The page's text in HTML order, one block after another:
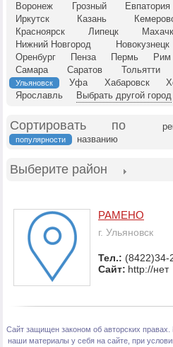
Воронеж
Грозный Евпатория
Иркутск
Казань
Красноярск
Липецк
Нижний Новгород
Новокузнецк
Оренбург
Пенза Пермь Рим
Самара
Саратов Тольятти
Ульяновск Уфа Хабаровск
Ярославль
Выбрать другой город
Сортировать по
популярности названию
Выберите район
РАМЕНО
г. Ульяновск
Тел.: (8422)34-
Сайт: http://нет
Сайт защищен законом об авторских
наши материалы у себя на сайте, при